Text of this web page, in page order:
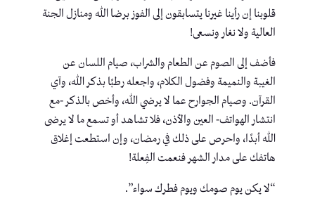
قلوبنا إن رأينا غيرنا يتسابقون إلى الفوز برضا الله ومنازل الجنة
العالية ولا نغار ونسعى!
فأضف إلى الصوم عن الطعام والشراب، صيام اللسان عن
الغيبة والنميمة وفضول الكلام، واجعله رطبًا بذكر الله، وآي
القرآن. وصيام الجوارح عما لا يرضي الله، وأخص بالذكر -مع
انتشار الهواتف- العين والأذن، فلا تشاهد أو تسمع ما لا يرضى
الله أبدًا، واحرص على ذلك في رمضان، وإن استطعت إغلاق
هاتفك على مدار الشهر فنعمت الفِعلة!
“لا يكن يوم صومك ويوم فطرك سواء”.